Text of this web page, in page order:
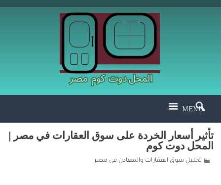
MENU
تأثير أسعار الخردة على سوق العقارات في مصر |
المحل دوت كوم
تحليل سوق العقارات والمعادن فى مصر